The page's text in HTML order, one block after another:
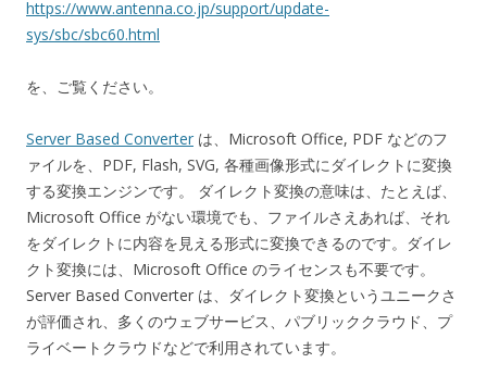
https://www.antenna.co.jp/support/update-
sys/sbc/sbc60.html
を、ご覧ください。
Server Based Converter は、Microsoft Office, PDF などのフ
ァイルを、PDF, Flash, SVG, 各種画像形式にダイレクトに変換
する変換エンジンです。 ダイレクト変換の意味は、たとえば、
Microsoft Office がない環境でも、ファイルさえあれば、それ
をダイレクトに内容を見える形式に変換できるのです。ダイレ
クト変換には、Microsoft Office のライセンスも不要です。
Server Based Converter は、ダイレクト変換というユニークさ
が評価され、多くのウェブサービス、パブリッククラウド、プ
ライベートクラウドなどで利用されています。